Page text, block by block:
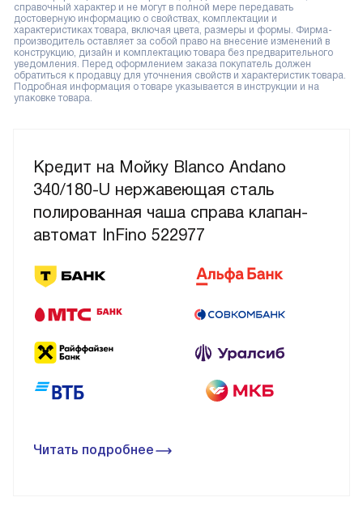
Кредит на Мойку Blanco Andano
340/180-U нержавеющая сталь
полированная чаша справа клапан-
автомат InFino 522977
Читать подробнее
справочный характер и не могут в полной мере передавать
достоверную информацию о свойствах, комплектации и
характеристиках товара, включая цвета, размеры и формы. Фирма-
производитель оставляет за собой право на внесение изменений в
конструкцию, дизайн и комплектацию товара без предварительного
уведомления. Перед оформлением заказа покупатель должен
обратиться к продавцу для уточнения свойств и характеристик товара.
Подробная информация о товаре указывается в инструкции и на
упаковке товара.